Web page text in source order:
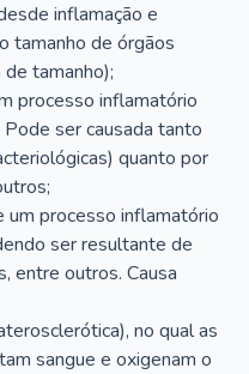
inflamação e
tamanho de órgãos
tamanho);
processo inflamatório
ser causada tanto
quanto por
um processo inflamatório
ser resultante de
entre outros. Causa
no qual as
sangue e oxigenam o